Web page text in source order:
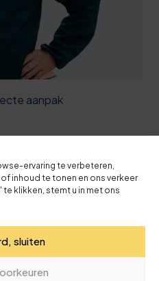
ervaring te verbeteren,
inhoud te tonen en ons verkeer
klikken, stemt u in met ons
sluiten
aanpak
van 70 reviews)